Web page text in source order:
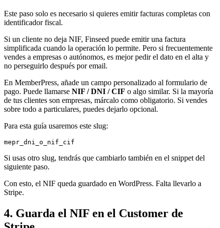
Este paso solo es necesario si quieres emitir facturas completas con
identificador fiscal.
Si un cliente no deja NIF, Finseed puede emitir una factura
simplificada cuando la operación lo permite. Pero si frecuentemente
vendes a empresas o autónomos, es mejor pedir el dato en el alta y
no perseguirlo después por email.
En MemberPress, añade un campo personalizado al formulario de
pago. Puede llamarse NIF / DNI / CIF o algo similar. Si la mayoría
de tus clientes son empresas, márcalo como obligatorio. Si vendes
sobre todo a particulares, puedes dejarlo opcional.
Para esta guía usaremos este slug:
Si usas otro slug, tendrás que cambiarlo también en el snippet del
siguiente paso.
Con esto, el NIF queda guardado en WordPress. Falta llevarlo a
Stripe.
4. Guarda el NIF en el Customer de